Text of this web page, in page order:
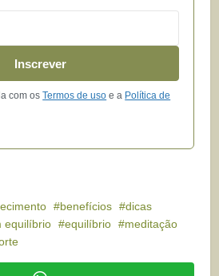
Inscrever
com osTermos de uso e a Política de
benefícios
dicas
equilíbrio equilíbrio
meditação